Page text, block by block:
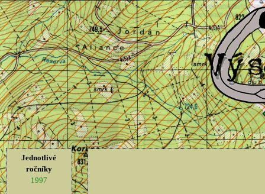
Jednotlivé
ročníky
1997